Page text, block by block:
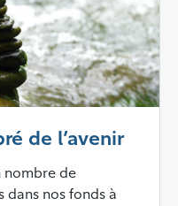
de l’avenir
nombre de
dans nos fonds à